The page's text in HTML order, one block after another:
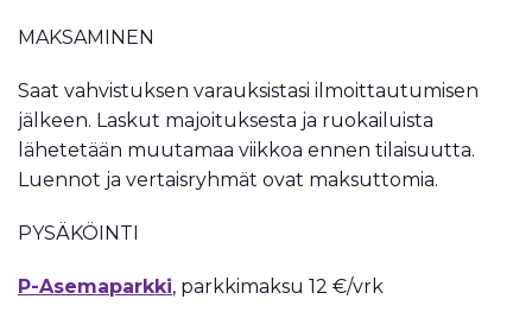
MAKSAMINEN
Saat vahvistuksen varauksistasi ilmoittautumisen
jälkeen. Laskut majoituksesta ja ruokailuista
lähetetään muutamaa viikkoa ennen tilaisuutta.
Luennot ja vertaisryhmät ovat maksuttomia.
PYSÄKÖINTI
P-Asemaparkki, parkkimaksu 12 €/vrk